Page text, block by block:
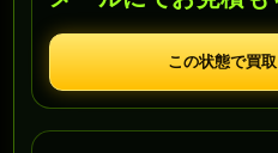
この状態で買